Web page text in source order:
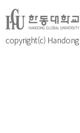
copyright(c)